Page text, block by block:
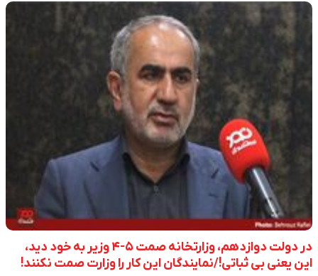
در دولت دوازدهم، وزارتخانه صمت ۵-۴ وزیر به خود دید،
این یعنی بی ثباتی!/نمایندگان این کار را وزارت صمت نکنند!